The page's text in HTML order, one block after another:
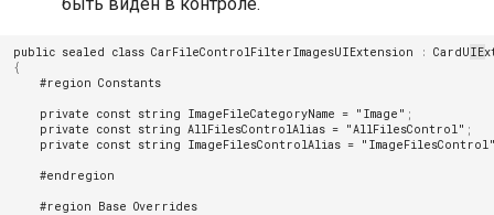
совещаний
задач
подписи
Настройки сервера
TESSA на этом же сервере
приложений
Настройка production
Локальная установка без
public sealed class CarFileControlFilterImagesUIExtension :
{
#region Constants
private const string ImageFileCategoryName = "Image" ;
private const string AllFilesControlAlias = "AllFilesControl" ;
private const string ImageFilesControlAlias =
#endregion
#region Base Overrides